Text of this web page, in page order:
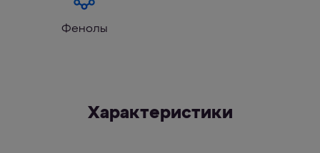
Фенолы
Характеристики